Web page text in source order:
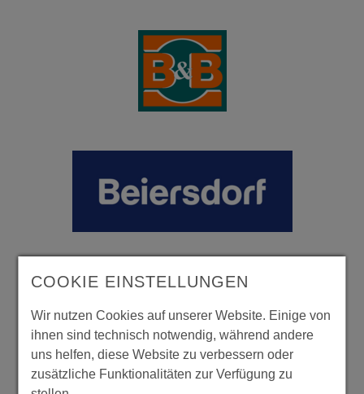
COOKIE EINSTELLUNGEN
Wir nutzen Cookies auf unserer Website. Einige von
ihnen sind technisch notwendig, während andere
uns helfen, diese Website zu verbessern oder
zusätzliche Funktionalitäten zur Verfügung zu